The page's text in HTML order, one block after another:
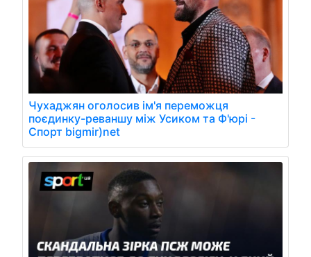
Чухаджян оголосив ім'я переможця
поєдинку-реваншу між Усиком та Ф'юрі -
Спорт bigmir)net